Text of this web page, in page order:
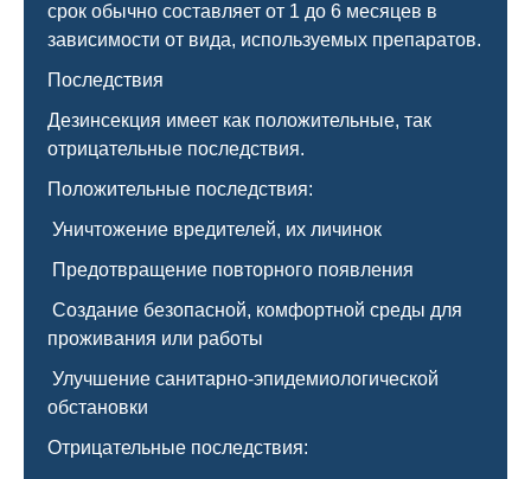
срок обычно составляет от 1 до 6 месяцев в
зависимости от вида, используемых препаратов.
Последствия
Дезинсекция имеет как положительные, так
отрицательные последствия.
Положительные последствия:
Уничтожение вредителей, их личинок
Предотвращение повторного появления
Создание безопасной, комфортной среды для
проживания или работы
Улучшение санитарно-эпидемиологической
обстановки
Отрицательные последствия: